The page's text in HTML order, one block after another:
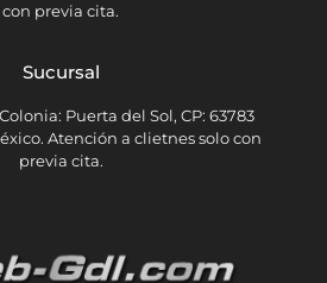
con previa cita.
Sucursal
Puerta del Sol, CP: 63783
Atención a clietnes solo con
previa cita.